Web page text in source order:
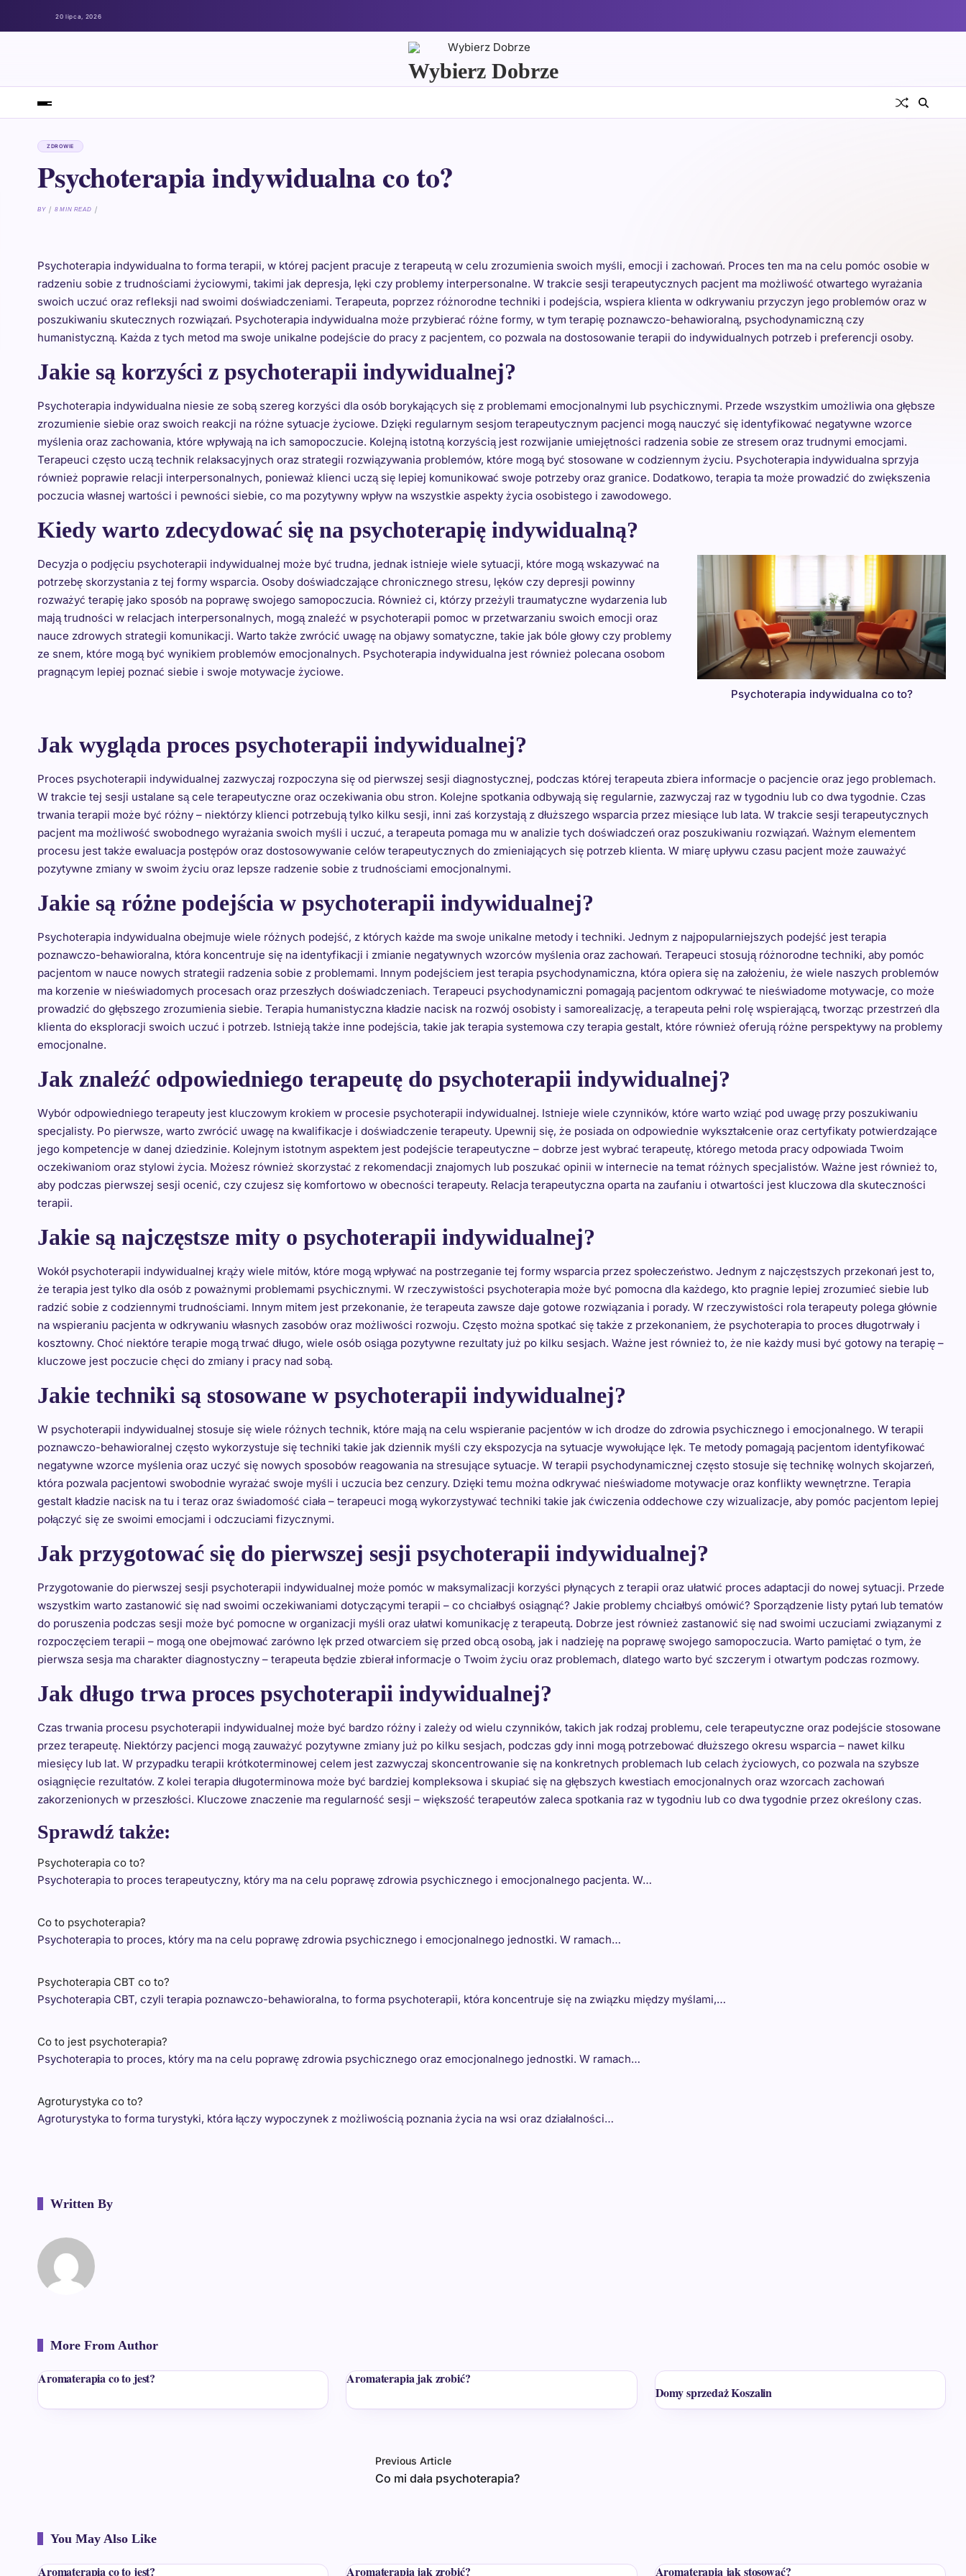
20 lipca, 2026
Wybierz Dobrze
ZDROWIE
Psychoterapia indywidualna co to?
BY 8 MIN READ
Psychoterapia indywidualna to forma terapii, w której pacjent pracuje z terapeutą w celu zrozumienia swoich myśli, emocji i zachowań. Proces ten ma na celu pomóc osobie w
radzeniu sobie z trudnościami życiowymi, takimi jak depresja, lęki czy problemy interpersonalne. W trakcie sesji terapeutycznych pacjent ma możliwość otwartego wyrażania
swoich uczuć oraz refleksji nad swoimi doświadczeniami. Terapeuta, poprzez różnorodne techniki i podejścia, wspiera klienta w odkrywaniu przyczyn jego problemów oraz w
poszukiwaniu skutecznych rozwiązań. Psychoterapia indywidualna może przybierać różne formy, w tym terapię poznawczo-behawioralną, psychodynamiczną czy
humanistyczną. Każda z tych metod ma swoje unikalne podejście do pracy z pacjentem, co pozwala na dostosowanie terapii do indywidualnych potrzeb i preferencji osoby.
Jakie są korzyści z psychoterapii indywidualnej?
Psychoterapia indywidualna niesie ze sobą szereg korzyści dla osób borykających się z problemami emocjonalnymi lub psychicznymi. Przede wszystkim umożliwia ona głębsze
zrozumienie siebie oraz swoich reakcji na różne sytuacje życiowe. Dzięki regularnym sesjom terapeutycznym pacjenci mogą nauczyć się identyfikować negatywne wzorce
myślenia oraz zachowania, które wpływają na ich samopoczucie. Kolejną istotną korzyścią jest rozwijanie umiejętności radzenia sobie ze stresem oraz trudnymi emocjami.
Terapeuci często uczą technik relaksacyjnych oraz strategii rozwiązywania problemów, które mogą być stosowane w codziennym życiu. Psychoterapia indywidualna sprzyja
również poprawie relacji interpersonalnych, ponieważ klienci uczą się lepiej komunikować swoje potrzeby oraz granice. Dodatkowo, terapia ta może prowadzić do zwiększenia
poczucia własnej wartości i pewności siebie, co ma pozytywny wpływ na wszystkie aspekty życia osobistego i zawodowego.
Kiedy warto zdecydować się na psychoterapię indywidualną?
Psychoterapia indywidualna co to?
Decyzja o podjęciu psychoterapii indywidualnej może być trudna, jednak istnieje wiele sytuacji, które mogą wskazywać na
potrzebę skorzystania z tej formy wsparcia. Osoby doświadczające chronicznego stresu, lęków czy depresji powinny
rozważyć terapię jako sposób na poprawę swojego samopoczucia. Również ci, którzy przeżyli traumatyczne wydarzenia lub
mają trudności w relacjach interpersonalnych, mogą znaleźć w psychoterapii pomoc w przetwarzaniu swoich emocji oraz
nauce zdrowych strategii komunikacji. Warto także zwrócić uwagę na objawy somatyczne, takie jak bóle głowy czy problemy
ze snem, które mogą być wynikiem problemów emocjonalnych. Psychoterapia indywidualna jest również polecana osobom
pragnącym lepiej poznać siebie i swoje motywacje życiowe.
Jak wygląda proces psychoterapii indywidualnej?
Proces psychoterapii indywidualnej zazwyczaj rozpoczyna się od pierwszej sesji diagnostycznej, podczas której terapeuta zbiera informacje o pacjencie oraz jego problemach.
W trakcie tej sesji ustalane są cele terapeutyczne oraz oczekiwania obu stron. Kolejne spotkania odbywają się regularnie, zazwyczaj raz w tygodniu lub co dwa tygodnie. Czas
trwania terapii może być różny – niektórzy klienci potrzebują tylko kilku sesji, inni zaś korzystają z dłuższego wsparcia przez miesiące lub lata. W trakcie sesji terapeutycznych
pacjent ma możliwość swobodnego wyrażania swoich myśli i uczuć, a terapeuta pomaga mu w analizie tych doświadczeń oraz poszukiwaniu rozwiązań. Ważnym elementem
procesu jest także ewaluacja postępów oraz dostosowywanie celów terapeutycznych do zmieniających się potrzeb klienta. W miarę upływu czasu pacjent może zauważyć
pozytywne zmiany w swoim życiu oraz lepsze radzenie sobie z trudnościami emocjonalnymi.
Jakie są różne podejścia w psychoterapii indywidualnej?
Psychoterapia indywidualna obejmuje wiele różnych podejść, z których każde ma swoje unikalne metody i techniki. Jednym z najpopularniejszych podejść jest terapia
poznawczo-behawioralna, która koncentruje się na identyfikacji i zmianie negatywnych wzorców myślenia oraz zachowań. Terapeuci stosują różnorodne techniki, aby pomóc
pacjentom w nauce nowych strategii radzenia sobie z problemami. Innym podejściem jest terapia psychodynamiczna, która opiera się na założeniu, że wiele naszych problemów
ma korzenie w nieświadomych procesach oraz przeszłych doświadczeniach. Terapeuci psychodynamiczni pomagają pacjentom odkrywać te nieświadome motywacje, co może
prowadzić do głębszego zrozumienia siebie. Terapia humanistyczna kładzie nacisk na rozwój osobisty i samorealizację, a terapeuta pełni rolę wspierającą, tworząc przestrzeń dla
klienta do eksploracji swoich uczuć i potrzeb. Istnieją także inne podejścia, takie jak terapia systemowa czy terapia gestalt, które również oferują różne perspektywy na problemy
emocjonalne.
Jak znaleźć odpowiedniego terapeutę do psychoterapii indywidualnej?
Wybór odpowiedniego terapeuty jest kluczowym krokiem w procesie psychoterapii indywidualnej. Istnieje wiele czynników, które warto wziąć pod uwagę przy poszukiwaniu
specjalisty. Po pierwsze, warto zwrócić uwagę na kwalifikacje i doświadczenie terapeuty. Upewnij się, że posiada on odpowiednie wykształcenie oraz certyfikaty potwierdzające
jego kompetencje w danej dziedzinie. Kolejnym istotnym aspektem jest podejście terapeutyczne – dobrze jest wybrać terapeutę, którego metoda pracy odpowiada Twoim
oczekiwaniom oraz stylowi życia. Możesz również skorzystać z rekomendacji znajomych lub poszukać opinii w internecie na temat różnych specjalistów. Ważne jest również to,
aby podczas pierwszej sesji ocenić, czy czujesz się komfortowo w obecności terapeuty. Relacja terapeutyczna oparta na zaufaniu i otwartości jest kluczowa dla skuteczności
terapii.
Jakie są najczęstsze mity o psychoterapii indywidualnej?
Wokół psychoterapii indywidualnej krąży wiele mitów, które mogą wpływać na postrzeganie tej formy wsparcia przez społeczeństwo. Jednym z najczęstszych przekonań jest to,
że terapia jest tylko dla osób z poważnymi problemami psychicznymi. W rzeczywistości psychoterapia może być pomocna dla każdego, kto pragnie lepiej zrozumieć siebie lub
radzić sobie z codziennymi trudnościami. Innym mitem jest przekonanie, że terapeuta zawsze daje gotowe rozwiązania i porady. W rzeczywistości rola terapeuty polega głównie
na wspieraniu pacjenta w odkrywaniu własnych zasobów oraz możliwości rozwoju. Często można spotkać się także z przekonaniem, że psychoterapia to proces długotrwały i
kosztowny. Choć niektóre terapie mogą trwać długo, wiele osób osiąga pozytywne rezultaty już po kilku sesjach. Ważne jest również to, że nie każdy musi być gotowy na terapię –
kluczowe jest poczucie chęci do zmiany i pracy nad sobą.
Jakie techniki są stosowane w psychoterapii indywidualnej?
W psychoterapii indywidualnej stosuje się wiele różnych technik, które mają na celu wspieranie pacjentów w ich drodze do zdrowia psychicznego i emocjonalnego. W terapii
poznawczo-behawioralnej często wykorzystuje się techniki takie jak dziennik myśli czy ekspozycja na sytuacje wywołujące lęk. Te metody pomagają pacjentom identyfikować
negatywne wzorce myślenia oraz uczyć się nowych sposobów reagowania na stresujące sytuacje. W terapii psychodynamicznej często stosuje się technikę wolnych skojarzeń,
która pozwala pacjentowi swobodnie wyrażać swoje myśli i uczucia bez cenzury. Dzięki temu można odkrywać nieświadome motywacje oraz konflikty wewnętrzne. Terapia
gestalt kładzie nacisk na tu i teraz oraz świadomość ciała – terapeuci mogą wykorzystywać techniki takie jak ćwiczenia oddechowe czy wizualizacje, aby pomóc pacjentom lepiej
połączyć się ze swoimi emocjami i odczuciami fizycznymi.
Jak przygotować się do pierwszej sesji psychoterapii indywidualnej?
Przygotowanie do pierwszej sesji psychoterapii indywidualnej może pomóc w maksymalizacji korzyści płynących z terapii oraz ułatwić proces adaptacji do nowej sytuacji. Przede
wszystkim warto zastanowić się nad swoimi oczekiwaniami dotyczącymi terapii – co chciałbyś osiągnąć? Jakie problemy chciałbyś omówić? Sporządzenie listy pytań lub tematów
do poruszenia podczas sesji może być pomocne w organizacji myśli oraz ułatwi komunikację z terapeutą. Dobrze jest również zastanowić się nad swoimi uczuciami związanymi z
rozpoczęciem terapii – mogą one obejmować zarówno lęk przed otwarciem się przed obcą osobą, jak i nadzieję na poprawę swojego samopoczucia. Warto pamiętać o tym, że
pierwsza sesja ma charakter diagnostyczny – terapeuta będzie zbierał informacje o Twoim życiu oraz problemach, dlatego warto być szczerym i otwartym podczas rozmowy.
Jak długo trwa proces psychoterapii indywidualnej?
Czas trwania procesu psychoterapii indywidualnej może być bardzo różny i zależy od wielu czynników, takich jak rodzaj problemu, cele terapeutyczne oraz podejście stosowane
przez terapeutę. Niektórzy pacjenci mogą zauważyć pozytywne zmiany już po kilku sesjach, podczas gdy inni mogą potrzebować dłuższego okresu wsparcia – nawet kilku
miesięcy lub lat. W przypadku terapii krótkoterminowej celem jest zazwyczaj skoncentrowanie się na konkretnych problemach lub celach życiowych, co pozwala na szybsze
osiągnięcie rezultatów. Z kolei terapia długoterminowa może być bardziej kompleksowa i skupiać się na głębszych kwestiach emocjonalnych oraz wzorcach zachowań
zakorzenionych w przeszłości. Kluczowe znaczenie ma regularność sesji – większość terapeutów zaleca spotkania raz w tygodniu lub co dwa tygodnie przez określony czas.
Sprawdź także:
Psychoterapia co to?
Psychoterapia to proces terapeutyczny, który ma na celu poprawę zdrowia psychicznego i emocjonalnego pacjenta. W…
Co to psychoterapia?
Psychoterapia to proces, który ma na celu poprawę zdrowia psychicznego i emocjonalnego jednostki. W ramach…
Psychoterapia CBT co to?
Psychoterapia CBT, czyli terapia poznawczo-behawioralna, to forma psychoterapii, która koncentruje się na związku między myślami,…
Co to jest psychoterapia?
Psychoterapia to proces, który ma na celu poprawę zdrowia psychicznego oraz emocjonalnego jednostki. W ramach…
Agroturystyka co to?
Agroturystyka to forma turystyki, która łączy wypoczynek z możliwością poznania życia na wsi oraz działalności…
Written By
More From Author
Aromaterapia co to jest?
Aromaterapia jak zrobić?
Domy sprzedaż Koszalin
Previous Article
Co mi dała psychoterapia?
You May Also Like
Aromaterapia co to jest? Aromaterapia jak zrobić? Aromaterapia jak stosować?